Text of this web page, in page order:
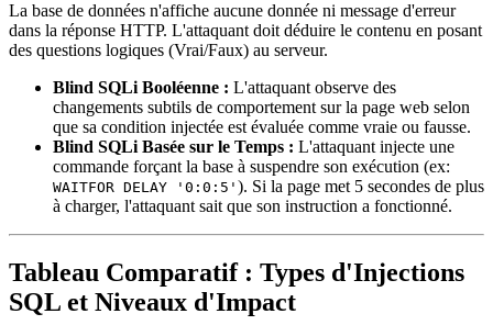
La base de données n'affiche aucune donnée ni message d'erreur
dans la réponse HTTP. L'attaquant doit déduire le contenu en posant
des questions logiques (Vrai/Faux) au serveur.
Blind SQLi Booléenne : L'attaquant observe des
changements subtils de comportement sur la page web selon
que sa condition injectée est évaluée comme vraie ou fausse.
Blind SQLi Basée sur le Temps : L'attaquant injecte une
commande forçant la base à suspendre son exécution (ex:
WAITFOR DELAY '0:0:5' ). Si la page met 5 secondes de plus
à charger, l'attaquant sait que son instruction a fonctionné.
Tableau Comparatif : Types d'Injections
SQL et Niveaux d'Impact